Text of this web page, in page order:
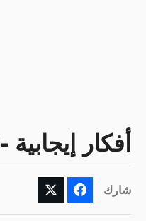
أفكار إيجابية -5
شارك